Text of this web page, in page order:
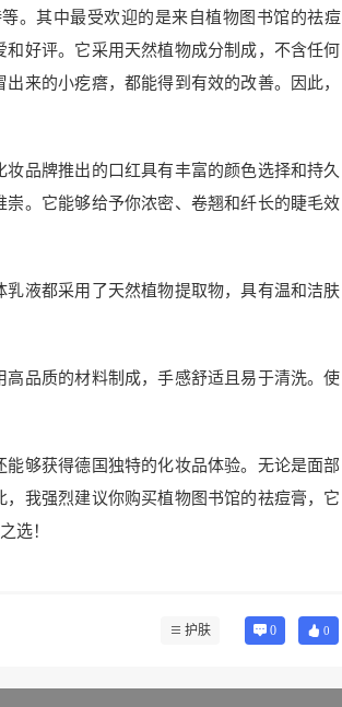
。其中最受欢迎的是来自植物图书馆的祛痘
好评。它采用天然植物成分制成，不含任何
来的小疙瘩，都能得到有效的改善。因此，
品牌推出的口红具有丰富的颜色选择和持久
。它能够给予你浓密、卷翘和纤长的睫毛效
液都采用了天然植物提取物，具有温和洁肤
品质的材料制成，手感舒适且易于清洗。使
够获得德国独特的化妆品体验。无论是面部
我强烈建议你购买植物图书馆的祛痘膏，它
选！
护肤 0 0